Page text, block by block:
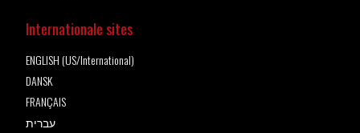
Internationale sites
ENGLISH (US/International)
DANSK
FRANÇAIS
עברית